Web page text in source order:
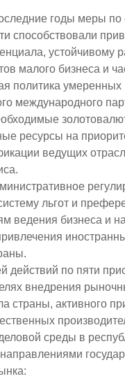
годы меры
способствовали
малого бизнеса и
политика
международного
ресурсы на
ведущих
льгот и
ведения бизнеса и
действий по пяти
внедрения
страны, активного
среды в